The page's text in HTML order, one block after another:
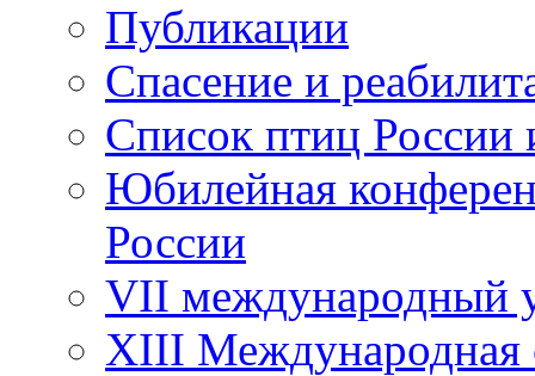
Публикации
Спасение и
Список птиц России
Юбилейная
России
VII международный
XIII Международная